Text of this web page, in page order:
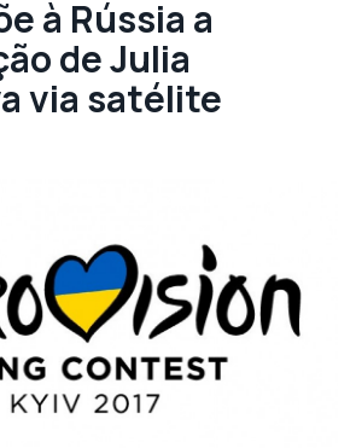
à Rússia a
de Julia
via satélite